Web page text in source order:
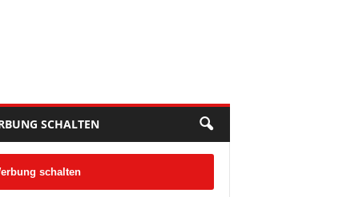
SCHALTEN
schalten